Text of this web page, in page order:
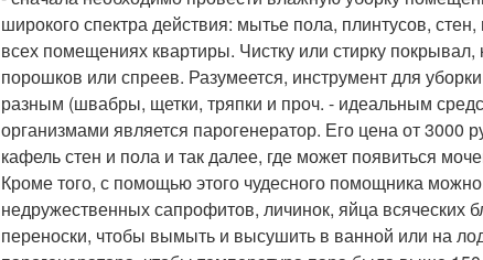
широкого спектра действия: мытье пола, плинтусов,
всех помещениях квартиры. Чистку или стирку
порошков или спреев. Разумеется, инструмент для
разным (швабры, щетки, тряпки и проч. - идеальным
организмами является парогенератор. Его цена от 3000
кафель стен и пола и так далее, где может появиться
Кроме того, с помощью этого чудесного помощника
недружественных сапрофитов, личинок, яйца всяческих
переноски, чтобы вымыть и высушить в ванной или на